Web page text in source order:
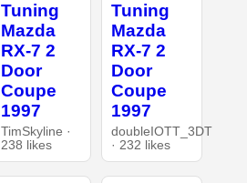
Tuning
Mazda
RX-7 2
Door
Coupe
1997
TimSkyline ·
238 likes
Tuning
Mazda
RX-7 2
Door
Coupe
1997
doubleIOTT_3DT
· 232 likes